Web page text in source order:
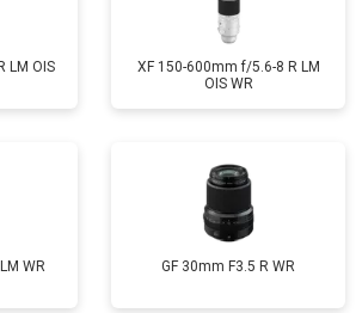
LM OIS
XF 150-600mm f/5.6-8 R LM
OIS WR
WR GF 30mm F3.5 R WR